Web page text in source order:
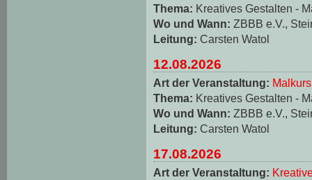
Thema: Kreatives Gestalten -
Wo und Wann: ZBBB e.V.,
Leitung: Carsten Watol
12.08.2026
Art der Veranstaltung: Malkurs
Thema: Kreatives Gestalten -
Wo und Wann: ZBBB e.V.,
Leitung: Carsten Watol
17.08.2026
Art der Veranstaltung: